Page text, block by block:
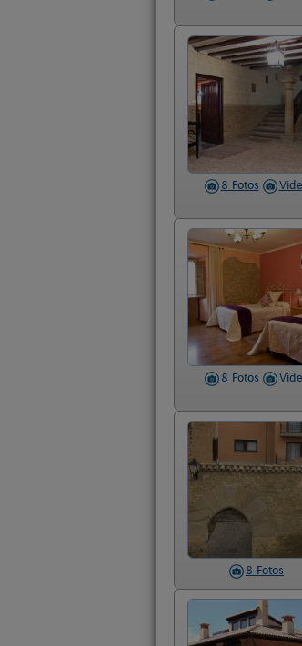
8 Fotos
8 Fotos
8 Fotos